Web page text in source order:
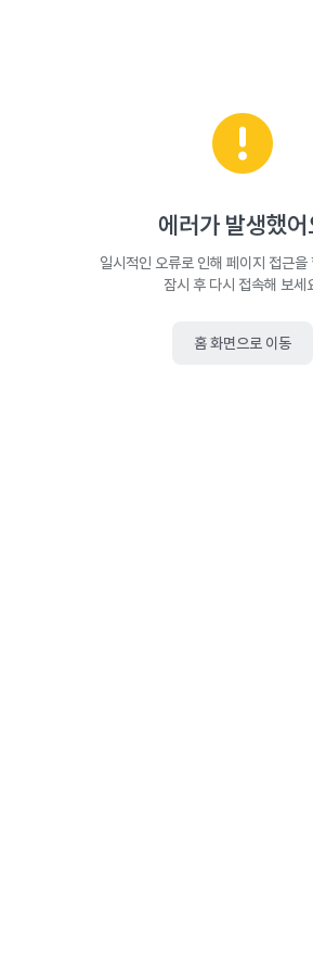
에러가 발생했어
일시적인 오류로 인해 페이지 접근을
잠시 후 다시 접속해 보세
홈 화면으로 이동